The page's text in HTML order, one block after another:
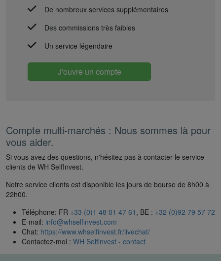
De nombreux services supplémentaires
Des commissions très faibles
Un service légendaire
J'ouvre un compte
Compte multi-marchés : Nous sommes là pour
vous aider.
Si vous avez des questions, n'hésitez pas à contacter le service
clients de WH SelfInvest.
Notre service clients est disponible les jours de bourse de 8h00 à
22h00.
Téléphone: FR +33 (0)1 48 01 47 61 , BE : +32 (0)92 79 57 72
E-mail: info@whselfinvest.com
Chat: https://www.whselfinvest.fr/livechat/
Contactez-moi : WH Selfinvest - contact